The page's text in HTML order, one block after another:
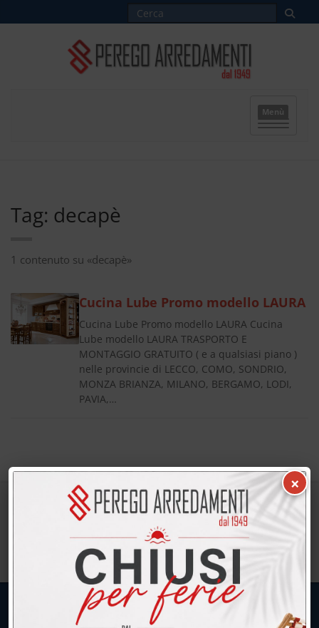
Menù
Tag: decapè
1 contenuto su «decapè»
Cucina Lube Promo modello LAURA
Cucina Lube Promo modello LAURA Cucina
Lube modello LAURA TRASPORTO E
MONTAGGIO GRATUITO ( e a qualsiasi piano )
nelle provincie di LECCO, COMO, SONDRIO,
MONZA BRIANZA, MILANO, BERGAMO, LODI,
PAVIA,…
×